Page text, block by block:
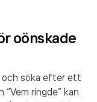
oönskade
och söka efter ett
ringde” kan